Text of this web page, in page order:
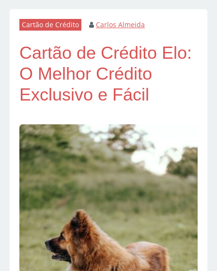
Cartão de Crédito Carlos Almeida
Cartão de Crédito Elo:
O Melhor Crédito
Exclusivo e Fácil